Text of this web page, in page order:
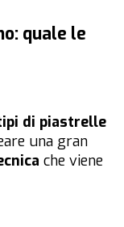
quale le
di piastrelle
una gran
che viene